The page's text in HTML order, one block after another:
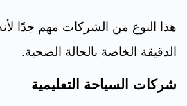
هذا النوع من الشركات مهم جدًا
الدقيقة الخاصة بالحالة الصحية.
شركات السياحة التعليمية